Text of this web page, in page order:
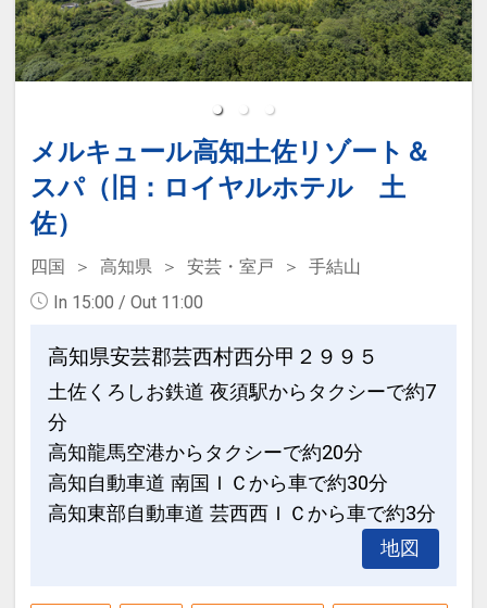
※タオルはお部屋よりご持参下さいませ
◆屋内温水プール、露天ジャグジー、寝
湯、サウナ、太平洋が望める男女別浴場
（1年中ご利用可能）
屋内温水プール・男女兼用サウナ（水風
呂）・露天ジャグジーは水着の着用が必
須となります。（レンタルもございま
す）
30日
インターネットコース番号：DP-1-
17208568
メルキュール高知土佐リゾート＆
スパ（旧：ロイヤルホテル 土
佐）
四国 高知県 安芸・室戸
手結山
In 15:00 / Out 11:00
高知県安芸郡芸西村西分甲２９９５
土佐くろしお鉄道 夜須駅からタクシーで約7
分
高知龍馬空港からタクシーで約20分
高知自動車道 南国ＩＣから車で約30分
高知東部自動車道 芸西西ＩＣから車で約3分
地図